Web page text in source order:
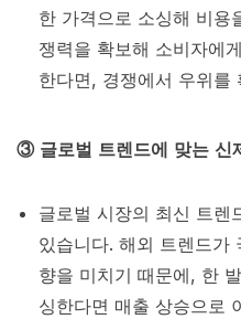
한 가격으로 소싱해 비용
쟁력을 확보해 소비자에
한다면, 경쟁에서 우위를
③ 글로벌 트렌드에 맞는 신
글로벌 시장의 최신 트렌
있습니다. 해외 트렌드가
향을 미치기 때문에, 한
싱한다면 매출 상승으로